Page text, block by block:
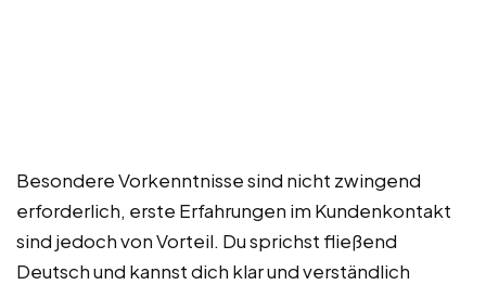
Besondere Vorkenntnisse sind nicht zwingend
erforderlich, erste Erfahrungen im Kundenkontakt
sind jedoch von Vorteil. Du sprichst fließend
Deutsch und kannst dich klar und verständlich